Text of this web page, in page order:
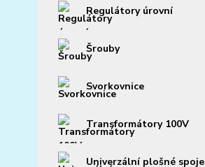
Regulátory úrovní
Šrouby
Svorkovnice
Transformátory 100V
Univerzální plošné spoje